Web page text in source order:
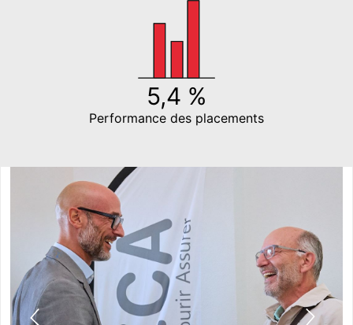
5,4 %
Performance des placements